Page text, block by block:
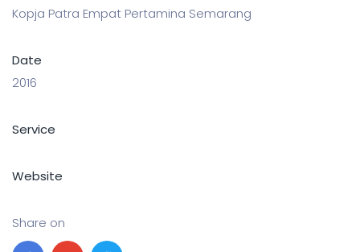
Kopja Patra Empat Pertamina Semarang
Date
2016
Service
Website
Share on